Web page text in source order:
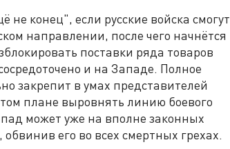
конец", если русские войска смогут
направлении, после чего начнётся
поставки ряда товаров
и на Западе. Полное
закрепит в умах представителей
плане выровнять линию боевого
может уже на вполне законных
его во всех смертных грехах.